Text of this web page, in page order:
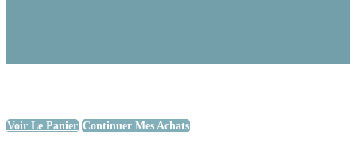
Voir Le Panier Continuer Mes Achats